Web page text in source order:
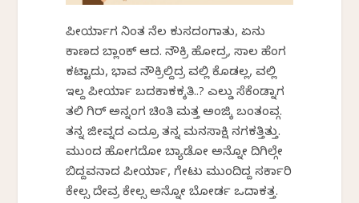
ಪೀರ್ಯಾಗ ನಿಂತ ನೆಲ ಕುಸದಂಗಾತು, ಏನು
ಕಾಣದ ಬ್ಲಾಂಕ್ ಆದ. ನೌಕ್ರಿ ಹೋದ್ರ, ಸಾಲ ಹೆಂಗ
ಕಟ್ಟಾದು, ಭಾವ ನೌಕ್ರಿಲ್ದಿದ್ರ ವಲ್ಲಿ ಕೊಡಲ್ಲ, ವಲ್ಲಿ
ಇಲ್ದ ಪೀರ್ಯಾ ಬದಕಾಕಕ್ಕತಿ..? ಎಲ್ಡು ಸೆಕೆಂಡ್ನಾಗ
ತಲಿ ಗಿರ್ ಅನ್ನಂಗ ಚಿಂತಿ ಮತ್ತ ಅಂಜ್ಕಿ ಬಂತಂವ್ಗ.
ತನ್ನ ಜೀವ್ನದ ಎದ್ರೂ ತನ್ನ ಮನಸಾಕ್ಷಿ ನಗಕತ್ತಿತ್ತು.
ಮುಂದ ಹೋಗದೋ ಬ್ಯಾಡೋ ಅನ್ನೋ ದಿಗಿಲ್ಗೇ
ಬಿದ್ದವನಾದ ಪೀರ್ಯಾ, ಗೇಟು ಮುಂದಿದ್ದ ಸರ್ಕಾರಿ
ಕೇಲ್ಸ ದೇವ್ರ ಕೇಲ್ಸ ಅನ್ನೋ ಬೋರ್ಡ ಒದಾಕತ್ತ.